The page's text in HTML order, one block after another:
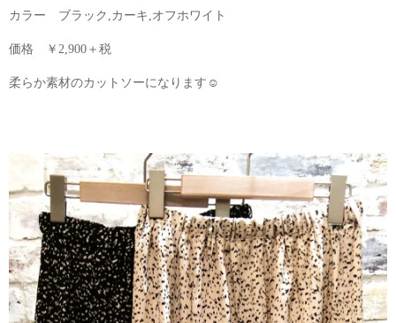
カラー ブラック,カーキ,オフホワイト
価格 ￥2,900＋税
柔らか素材のカットソーになります☺